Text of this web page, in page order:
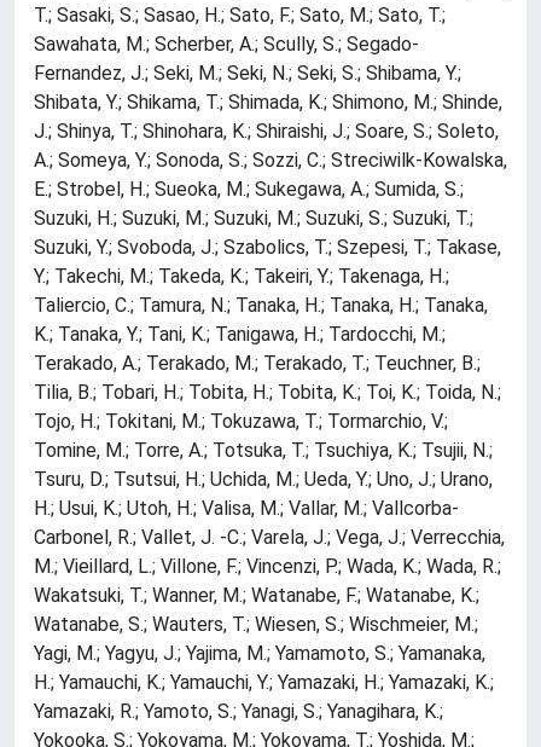
T.; Sasaki, S.; Sasao, H.; Sato, F.; Sato, M.; Sato, T.;
Sawahata, M.; Scherber, A.; Scully, S.; Segado-
Fernandez, J.; Seki, M.; Seki, N.; Seki, S.; Shibama, Y.;
Shibata, Y.; Shikama, T.; Shimada, K.; Shimono, M.; Shinde,
J.; Shinya, T.; Shinohara, K.; Shiraishi, J.; Soare, S.; Soleto,
A.; Someya, Y.; Sonoda, S.; Sozzi, C.; Streciwilk-Kowalska,
E.; Strobel, H.; Sueoka, M.; Sukegawa, A.; Sumida, S.;
Suzuki, H.; Suzuki, M.; Suzuki, M.; Suzuki, S.; Suzuki, T.;
Suzuki, Y.; Svoboda, J.; Szabolics, T.; Szepesi, T.; Takase,
Y.; Takechi, M.; Takeda, K.; Takeiri, Y.; Takenaga, H.;
Taliercio, C.; Tamura, N.; Tanaka, H.; Tanaka, H.; Tanaka,
K.; Tanaka, Y.; Tani, K.; Tanigawa, H.; Tardocchi, M.;
Terakado, A.; Terakado, M.; Terakado, T.; Teuchner, B.;
Tilia, B.; Tobari, H.; Tobita, H.; Tobita, K.; Toi, K.; Toida, N.;
Tojo, H.; Tokitani, M.; Tokuzawa, T.; Tormarchio, V.;
Tomine, M.; Torre, A.; Totsuka, T.; Tsuchiya, K.; Tsujii, N.;
Tsuru, D.; Tsutsui, H.; Uchida, M.; Ueda, Y.; Uno, J.; Urano,
H.; Usui, K.; Utoh, H.; Valisa, M.; Vallar, M.; Vallcorba-
Carbonel, R.; Vallet, J. -C.; Varela, J.; Vega, J.; Verrecchia,
M.; Vieillard, L.; Villone, F.; Vincenzi, P.; Wada, K.; Wada, R.;
Wakatsuki, T.; Wanner, M.; Watanabe, F.; Watanabe, K.;
Watanabe, S.; Wauters, T.; Wiesen, S.; Wischmeier, M.;
Yagi, M.; Yagyu, J.; Yajima, M.; Yamamoto, S.; Yamanaka,
H.; Yamauchi, K.; Yamauchi, Y.; Yamazaki, H.; Yamazaki, K.;
Yamazaki, R.; Yamoto, S.; Yanagi, S.; Yanagihara, K.;
Yokooka, S.; Yokoyama, M.; Yokoyama, T.; Yoshida, M.;